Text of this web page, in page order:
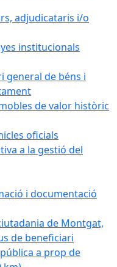
adjudicataris i/o
institucionals
general de béns i
de valor històric
oficials
a la gestió del
i documentació
de Montgat,
de beneficiari
a prop de